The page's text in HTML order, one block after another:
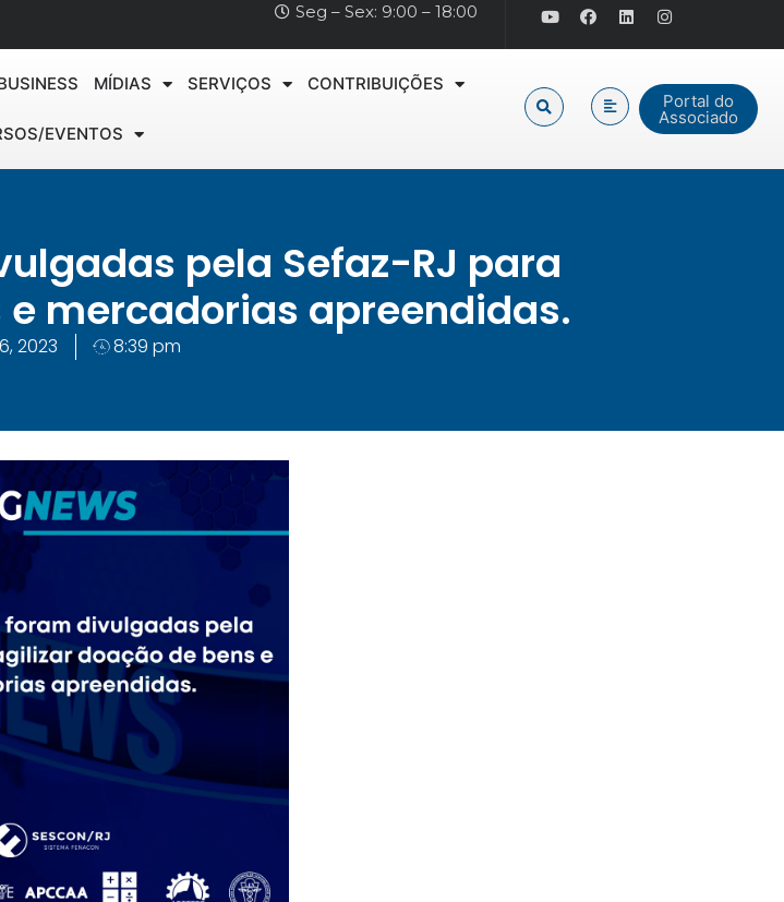
Seg – Sex: 9:00 – 18:00
MÍDIAS SERVIÇOS CONTRIBUIÇÕES
EVENTOS
Portal do
Associado
pela Sefaz-RJ para
mercadorias apreendidas.
2023 8:39 pm